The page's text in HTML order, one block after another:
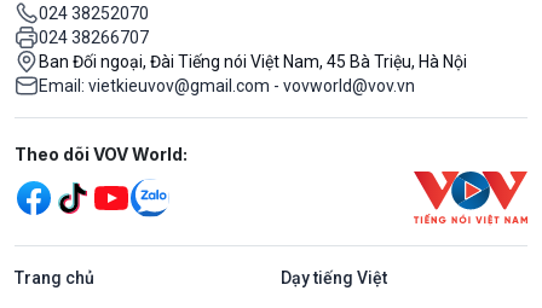
024 38252070
024 38266707
Ban Đối ngoại, Đài Tiếng nói Việt Nam, 45 Bà Triệu, Hà Nội
Email: vietkieuvov@gmail.com - vovworld@vov.vn
Mạng xã hội
Theo dõi VOV World:
Trang chủ Dạy tiếng Việt